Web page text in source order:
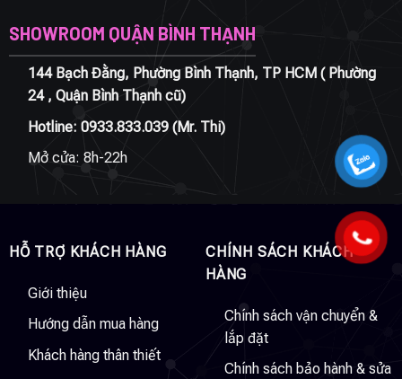
SHOWROOM QUẬN BÌNH THẠNH
144 Bạch Đằng, Phường Bình Thạnh, TP HCM ( Phường
24 , Quận Bình Thạnh cũ)
Hotline: 0933.833.039(Mr. Thi)
Mở cửa: 8h-22h
HỖ TRỢ KHÁCH HÀNG
Giới thiệu
Hướng dẫn mua hàng
Khách hàng thân thiết
CHÍNH SÁCH KHÁCH
HÀNG
Chính sách vận chuyển &
lắp đặt
Chính sách bảo hành & sửa